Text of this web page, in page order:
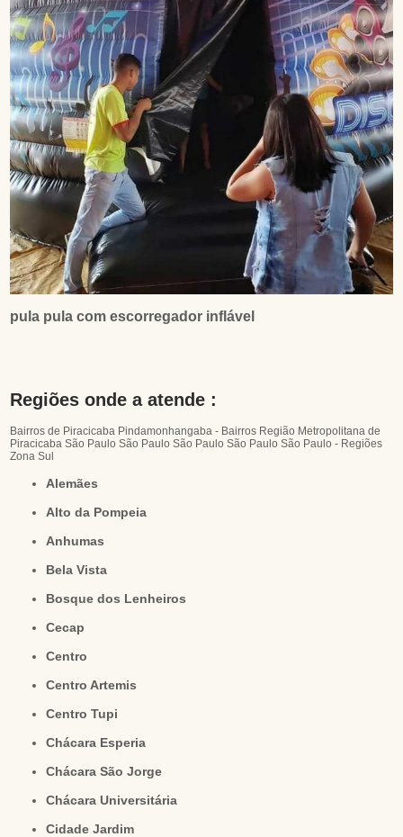
pula pula com escorregador inflável
Regiões onde a atende :
Bairros de Piracicaba Pindamonhangaba - Bairros Região Metropolitana de
Piracicaba São Paulo São Paulo São Paulo São PauloSão Paulo - Regiões
Zona Sul
Alemães
Alto da Pompeia
Anhumas
Bela Vista
Bosque dos Lenheiros
Cecap
Centro
Centro Artemis
Centro Tupi
Chácara Esperia
Chácara São Jorge
Chácara Universitária
Cidade Jardim